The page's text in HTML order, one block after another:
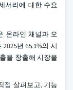
서리에 대한 수요
온라인 채널과 오
년 65.1%의 시
을 창출해 시장을
접 살펴보고, 기능